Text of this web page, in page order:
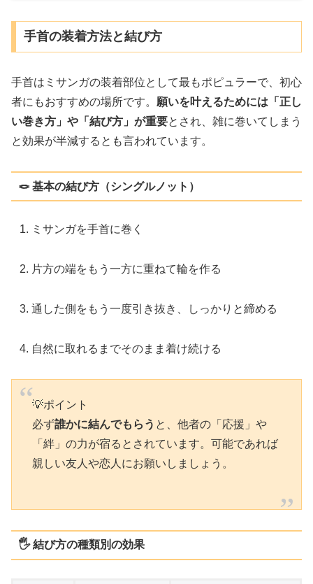
手首の装着方法と結び方
手首はミサンガの装着部位として最もポピュラーで、初心
者にもおすすめの場所です。 願いを叶えるためには「正し
い巻き方」や「結び方」が重要とされ、雑に巻いてしまう
と効果が半減するとも言われています。
🪢 基本の結び方（シングルノット）
ミサンガを手首に巻く
片方の端をもう一方に重ねて輪を作る
通した側をもう一度引き抜き、しっかりと締める
自然に取れるまでそのまま着け続ける
💡ポイント
必ず誰かに結んでもらう と、他者の「応援」や
「絆」の力が宿るとされています。可能であれば
親しい友人や恋人にお願いしましょう。
🖐 結び方の種類別の効果